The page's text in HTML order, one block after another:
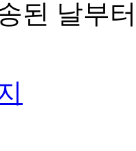
된 날부